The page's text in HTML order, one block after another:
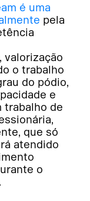
é uma
pela
valorização
o trabalho
do pódio,
e
trabalho de
que só
atendido
o